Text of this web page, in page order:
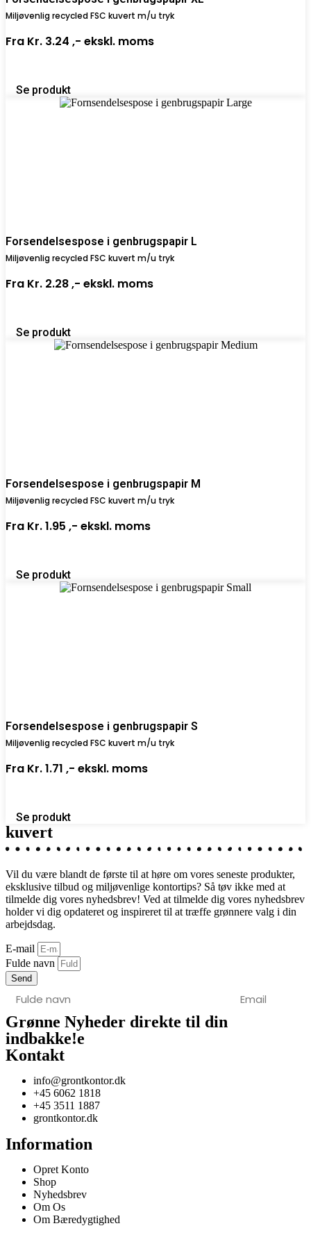
Miljøvenlig recycled FSC kuvert m/u tryk
Fra Kr. 3.24 ,- ekskl. moms
Se produkt
Forsendelsespose i genbrugspapir L
Miljøvenlig recycled FSC kuvert m/u tryk
Fra Kr. 2.28 ,- ekskl. moms
Se produkt
Forsendelsespose i genbrugspapir M
Miljøvenlig recycled FSC kuvert m/u tryk
Fra Kr. 1.95 ,- ekskl. moms
Se produkt
Forsendelsespose i genbrugspapir S
Miljøvenlig recycled FSC kuvert m/u tryk
Fra Kr. 1.71 ,- ekskl. moms
Se produkt
kuvert
Vil du være blandt de første til at høre om vores seneste produkter,
eksklusive tilbud og miljøvenlige kontortips? Så tøv ikke med at
tilmelde dig vores nyhedsbrev! Ved at tilmelde dig vores nyhedsbrev
holder vi dig opdateret og inspireret til at træffe grønnere valg i din
arbejdsdag.
E-mail
Fulde navn
Send
Grønne Nyheder direkte til din
indbakke!e
Kontakt
info@grontkontor.dk
+45 6062 1818
+45 3511 1887
grontkontor.dk
Information
Opret Konto
Shop
Nyhedsbrev
Om Os
Om Bæredygtighed